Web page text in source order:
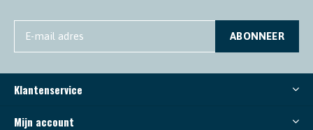
ABONNEER
Klantenservice
Mijn account